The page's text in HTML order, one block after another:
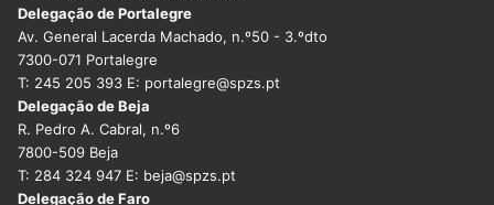
Delegação de Portalegre
Av. General Lacerda Machado, n.º50 - 3.ºdto
7300-071 Portalegre
T: 245 205 393 E: portalegre@spzs.pt
Delegação de Beja
R. Pedro A. Cabral, n.º6
7800-509 Beja
T: 284 324 947 E: beja@spzs.pt
Delegação de Faro